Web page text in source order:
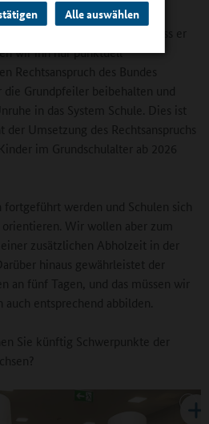
Alle auswählen
eine wichtige Grundlage für die
und wir können festhalten, dass er
wir ihn nur punktuell
Rechtsanspruch des Bundes
die Grundpfeiler beibehalten und
in das System Schule. Dies ist
Umsetzung des Rechtsanspruchs
im Grundschulalter ab 2026
werden und Schulen sich
Wir wollen aber zum
zusätzlichen Abholzeit in der
hinaus gewährleistet der
an fünf Tagen, und das müssen wir
auch entsprechend abbilden.
Sie künftig Schwerpunkte der